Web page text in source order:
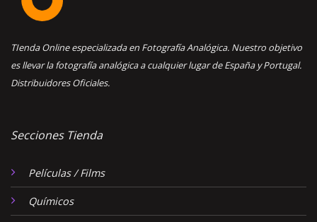
TIenda Online especializada en Fotografía Analógica. Nuestro objetivo
es llevar la fotografía analógica a cualquier lugar de España y Portugal.
Distribuidores Oficiales.
Secciones Tienda
Películas / Films
Químicos